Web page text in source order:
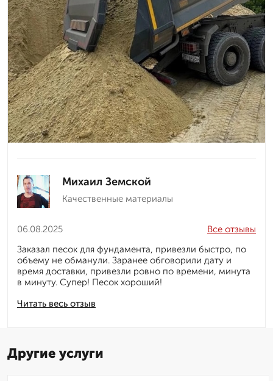
Михаил Земской
Качественные материалы
06.08.2025
Читать весь отзыв
Все отзывы
Заказал песок для фундамента, привезли быстро, по
объему не обманули. Заранее обговорили дату и
время доставки, привезли ровно по времени, минута
в минуту. Супер! Песок хороший!
Другие услуги